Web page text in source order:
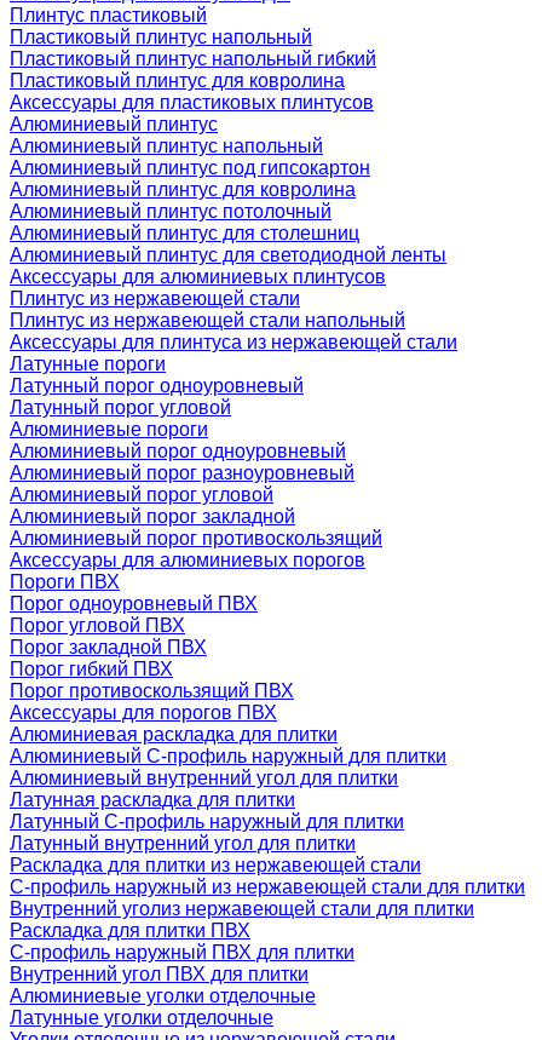
Плинтус пластиковый
Пластиковый плинтус напольный
Пластиковый плинтус напольный гибкий
Пластиковый плинтус для ковролина
Аксессуары для пластиковых плинтусов
Алюминиевый плинтус
Алюминиевый плинтус напольный
Алюминиевый плинтус под гипсокартон
Алюминиевый плинтус для ковролина
Алюминиевый плинтус потолочный
Алюминиевый плинтус для столешниц
Алюминиевый плинтус для светодиодной ленты
Аксессуары для алюминиевых плинтусов
Плинтус из нержавеющей стали
Плинтус из нержавеющей стали напольный
Аксессуары для плинтуса из нержавеющей стали
Латунные пороги
Латунный порог одноуровневый
Латунный порог угловой
Алюминиевые пороги
Алюминиевый порог одноуровневый
Алюминиевый порог разноуровневый
Алюминиевый порог угловой
Алюминиевый порог закладной
Алюминиевый порог противоскользящий
Аксессуары для алюминиевых порогов
Пороги ПВХ
Порог одноуровневый ПВХ
Порог угловой ПВХ
Порог закладной ПВХ
Порог гибкий ПВХ
Порог противоскользящий ПВХ
Аксессуары для порогов ПВХ
Алюминиевая раскладка для плитки
Алюминиевый С-профиль наружный для плитки
Алюминиевый внутренний угол для плитки
Латунная раскладка для плитки
Латунный С-профиль наружный для плитки
Латунный внутренний угол для плитки
Раскладка для плитки из нержавеющей стали
С-профиль наружный из нержавеющей стали для плитки
Внутренний уголиз нержавеющей стали для плитки
Раскладка для плитки ПВХ
С-профиль наружный ПВХ для плитки
Внутренний угол ПВХ для плитки
Алюминиевые уголки отделочные
Латунные уголки отделочные